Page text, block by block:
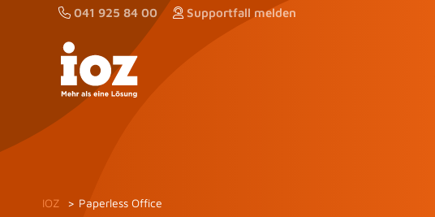
041 925 84 00 Supportfall melden
IOZ Paperless Office